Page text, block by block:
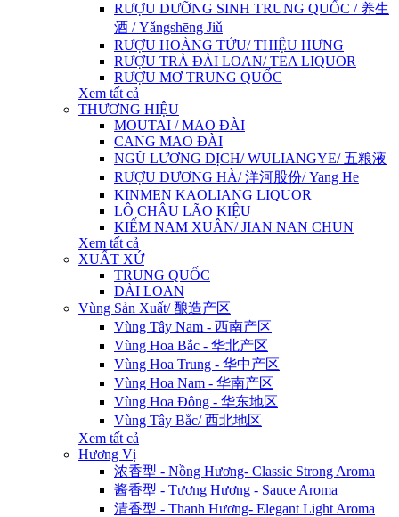
RƯỢU DƯỠNG SINH TRUNG QUỐC / 养生
酒 / Yǎngshēng Jiǔ
RƯỢU HOÀNG TỬU/ THIỆU HƯNG
RƯỢU TRÀ ĐÀI LOAN/ TEA LIQUOR
RƯỢU MƠ TRUNG QUỐC
Xem tất cả
THƯƠNG HIỆU
MOUTAI / MAO ĐÀI
CANG MAO ĐÀI
NGŨ LƯƠNG DỊCH/ WULIANGYE/ 五粮液
RƯỢU DƯƠNG HÀ/ 洋河股份/ Yang He
KINMEN KAOLIANG LIQUOR
LÔ CHÂU LÃO KIỆU
KIẾM NAM XUÂN/ JIAN NAN CHUN
Xem tất cả
XUẤT XỨ
TRUNG QUỐC
ĐÀI LOAN
Vùng Sản Xuất/ 酿造产区
Vùng Tây Nam - 西南产区
Vùng Hoa Bắc - 华北产区
Vùng Hoa Trung - 华中产区
Vùng Hoa Nam - 华南产区
Vùng Hoa Đông - 华东地区
Vùng Tây Bắc/ 西北地区
Xem tất cả
Hương Vị
浓香型 - Nồng Hương- Classic Strong Aroma
酱香型 - Tương Hương - Sauce Aroma
清香型 - Thanh Hương- Elegant Light Aroma